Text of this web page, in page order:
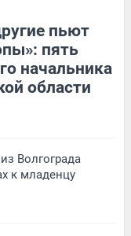
пьют
пять
начальника
области
Волгограда
к младенцу